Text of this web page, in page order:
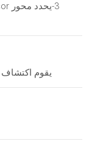
يقوم اكتشاف